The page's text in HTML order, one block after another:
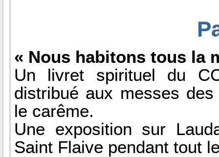
« Nous habitons tous la
Un livret spirituel du
distribué aux messes
le carême.
Une exposition sur
Saint Flaive pendant tout